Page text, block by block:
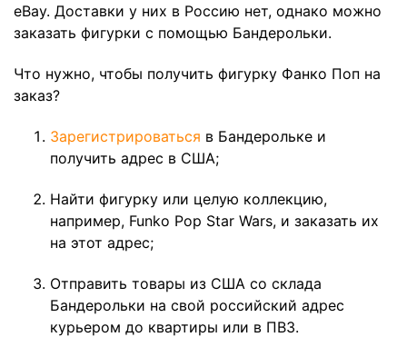
eBay. Доставки у них в Россию нет, однако можно
заказать фигурки с помощью Бандерольки.
Что нужно, чтобы получить фигурку Фанко Поп на
заказ?
Зарегистрироваться в Бандерольке и
получить адрес в США;
Найти фигурку или целую коллекцию,
например, Funko Pop Star Wars, и заказать их
на этот адрес;
Отправить товары из США со склада
Бандерольки на свой российский адрес
курьером до квартиры или в ПВЗ.